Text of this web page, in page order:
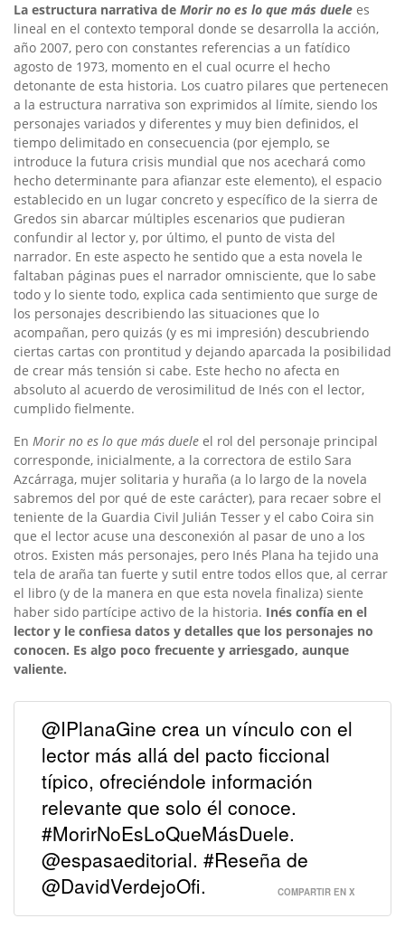
La estructura narrativa de Morir no es lo que más duele es
lineal en el contexto temporal donde se desarrolla la acción,
año 2007, pero con constantes referencias a un fatídico
agosto de 1973, momento en el cual ocurre el hecho
detonante de esta historia. Los cuatro pilares que pertenecen
a la estructura narrativa son exprimidos al límite, siendo los
personajes variados y diferentes y muy bien definidos, el
tiempo delimitado en consecuencia (por ejemplo, se
introduce la futura crisis mundial que nos acechará como
hecho determinante para afianzar este elemento), el espacio
establecido en un lugar concreto y específico de la sierra de
Gredos sin abarcar múltiples escenarios que pudieran
confundir al lector y, por último, el punto de vista del
narrador. En este aspecto he sentido que a esta novela le
faltaban páginas pues el narrador omnisciente, que lo sabe
todo y lo siente todo, explica cada sentimiento que surge de
los personajes describiendo las situaciones que lo
acompañan, pero quizás (y es mi impresión) descubriendo
ciertas cartas con prontitud y dejando aparcada la posibilidad
de crear más tensión si cabe. Este hecho no afecta en
absoluto al acuerdo de verosimilitud de Inés con el lector,
cumplido fielmente.
En Morir no es lo que más duele el rol del personaje principal
corresponde, inicialmente, a la correctora de estilo Sara
Azcárraga, mujer solitaria y huraña (a lo largo de la novela
sabremos del por qué de este carácter), para recaer sobre el
teniente de la Guardia Civil Julián Tesser y el cabo Coira sin
que el lector acuse una desconexión al pasar de uno a los
otros. Existen más personajes, pero Inés Plana ha tejido una
tela de araña tan fuerte y sutil entre todos ellos que, al cerrar
el libro (y de la manera en que esta novela finaliza) siente
haber sido partícipe activo de la historia. Inés confía en el
lector y le confiesa datos y detalles que los personajes no
conocen. Es algo poco frecuente y arriesgado, aunque
valiente.
@IPlanaGine crea un vínculo con el
lector más allá del pacto ficcional
típico, ofreciéndole información
relevante que solo él conoce.
#MorirNoEsLoQueMásDuele.
@espasaeditorial. #Reseña de
@DavidVerdejoOfi.
COMPARTIR EN X